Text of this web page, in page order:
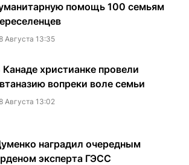
помощь 100 семьям
Августа 13:35
Канаде христианке провели
вопреки воле семьи
Августа 13:02
наградил очередным
эксперта ГЭСС